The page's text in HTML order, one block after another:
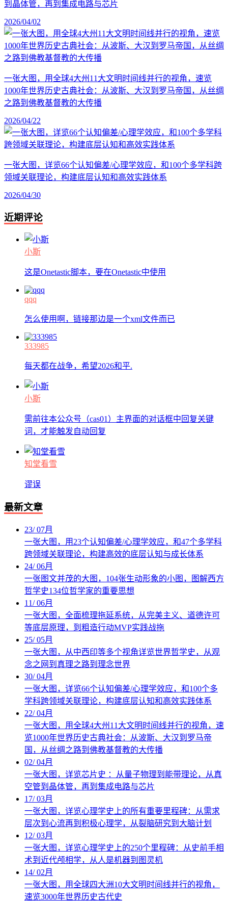
到晶体管，再到集成电路与芯片
2026/04/02
一张大图，用全球4大州11大文明时间线并行的视角，速览
1000年世界历史古典社会：从波斯、大汉到罗马帝国，从丝绸
之路到佛教基督教的大传播
2026/04/22
一张大图，详览66个认知偏差/心理学效应，和100个多学科跨
领域关联理论，构建底层认知和高效实践体系
2026/04/30
近期评论
小斯
这是Onetastic脚本，要在Onetastic中使用
qqq
怎么使用啊，链接那边是一个xml文件而已
333985
每天都在战争，希望2026和平.
小斯
需前往本公众号（cas01）主界面的对话框中回复关键
词，才能触发自动回复
知堂看雪
谬误
最新文章
23/07月
一张大图，用23个认知偏差/心理学效应，和47个多学科
跨领域关联理论，构建高效的底层认知与成长体系
24/06月
一张图文并茂的大图，104张生动形象的小图，图解西方
哲学史134位哲学家的重要思想
11/06月
一张大图，全面梳理拖延系统，从完美主义、道德许可
等底层原理，到粗造行动MVP实践战拖
25/05月
一张大图，从中西印等多个视角详览世界哲学史，从观
念之网到真理之路到理念世界
30/04月
一张大图，详览66个认知偏差/心理学效应，和100个多
学科跨领域关联理论，构建底层认知和高效实践体系
22/04月
一张大图，用全球4大州11大文明时间线并行的视角，速
览1000年世界历史古典社会：从波斯、大汉到罗马帝
国，从丝绸之路到佛教基督教的大传播
02/04月
一张大图，详览芯片史 ：从量子物理到能带理论，从真
空管到晶体管，再到集成电路与芯片
17/03月
一张大图，详览心理学史上的所有重要里程碑：从需求
层次到心流再到积极心理学，从裂脑研究到大脑计划
12/03月
一张大图，详览心理学史上的250个里程碑：从史前手相
术到近代颅相学，从人是机器到图灵机
14/02月
一张大图，用全球四大洲10大文明时间线并行的视角，
速览3000年世界历史古代史